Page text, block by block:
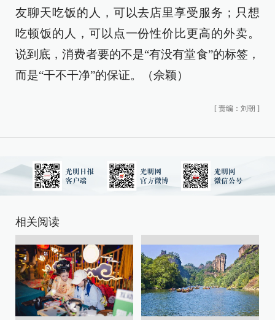
友聊天吃饭的人，可以去店里享受服务；只想
吃顿饭的人，可以点一份性价比更高的外卖。
说到底，消费者要的不是“有没有堂食”的标签，
而是“干不干净”的保证。（佘颖）
[ 责编：刘朝 ]
相关阅读